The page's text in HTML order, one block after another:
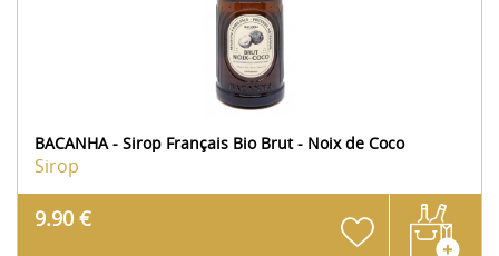
BACANHA - Sirop Français Bio Brut - Noix de Coco
Sirop
9.90 €